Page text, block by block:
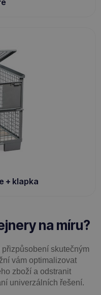
+ klapka
na míru?
skutečným
vám optimalizovat
zboží a odstranit
univerzálních řešení.